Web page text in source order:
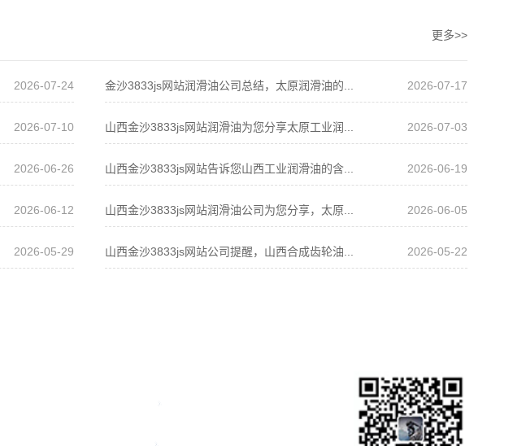
更多>>
2026-07-24 金沙3833js网站润滑油公司总结，太原润滑油的... 2026-07-17
2026-07-10 山西金沙3833js网站润滑油为您分享太原工业润... 2026-07-03
2026-06-26 山西金沙3833js网站告诉您山西工业润滑油的含... 2026-06-19
2026-06-12 山西金沙3833js网站润滑油公司为您分享，太原... 2026-06-05
2026-05-29 山西金沙3833js网站公司提醒，山西合成齿轮油... 2026-05-22